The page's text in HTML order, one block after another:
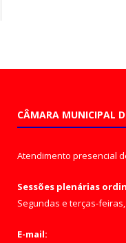
CÂMARA MUNICIPAL
Atendimento presencial
Sessões plenárias
Segundas e terças-
E-mail: